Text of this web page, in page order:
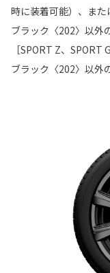
時に装着可能）、ま
ブラック〈202〉以外
［SPORT Z、
ブラック〈202〉以外